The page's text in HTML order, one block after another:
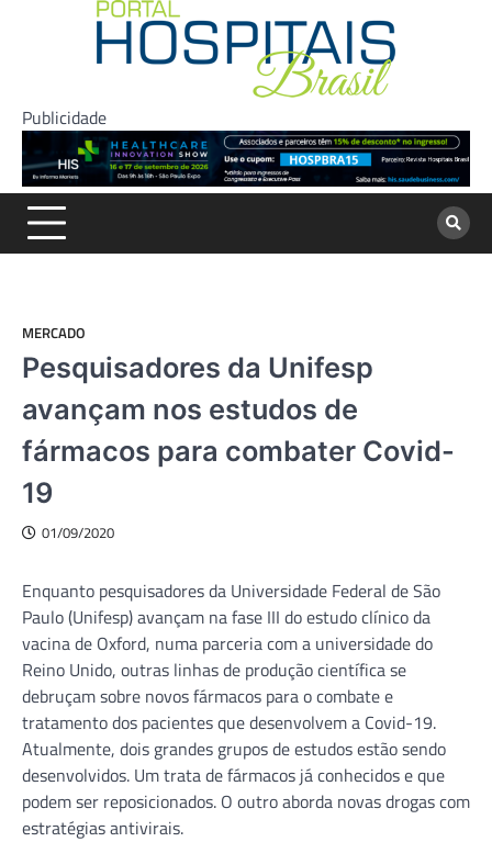
Publicidade
MERCADO
Pesquisadores da Unifesp
avançam nos estudos de
fármacos para combater Covid-
19
01/09/2020
Enquanto pesquisadores da Universidade Federal de São
Paulo (Unifesp) avançam na fase III do estudo clínico da
vacina de Oxford, numa parceria com a universidade do
Reino Unido, outras linhas de produção científica se
debruçam sobre novos fármacos para o combate e
tratamento dos pacientes que desenvolvem a Covid-19.
Atualmente, dois grandes grupos de estudos estão sendo
desenvolvidos. Um trata de fármacos já conhecidos e que
podem ser reposicionados. O outro aborda novas drogas com
estratégias antivirais.